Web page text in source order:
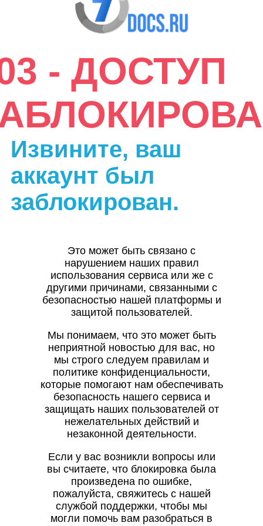
- ДОСТУП
Извините, ваш
аккаунт был
заблокирован.
Это может быть связано с
нарушением наших правил
использования сервиса или же с
другими причинами, связанными с
безопасностью нашей платформы и
защитой пользователей.
Мы понимаем, что это может быть
неприятной новостью для вас, но
мы строго следуем правилам и
политике конфиденциальности,
которые помогают нам обеспечивать
безопасность нашего сервиса и
защищать наших пользователей от
нежелательных действий и
незаконной деятельности.
Если у вас возникли вопросы или
вы считаете, что блокировка была
произведена по ошибке,
пожалуйста, свяжитесь с нашей
службой поддержки, чтобы мы
могли помочь вам разобраться в